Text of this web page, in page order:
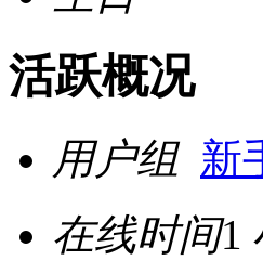
活跃概况
用户组 新
在线时间1